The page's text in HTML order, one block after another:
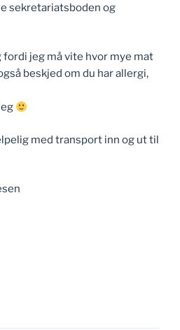
sekretariatsboden og
jeg må vite hvor mye mat
beskjed om du har allergi,
med transport inn og ut til